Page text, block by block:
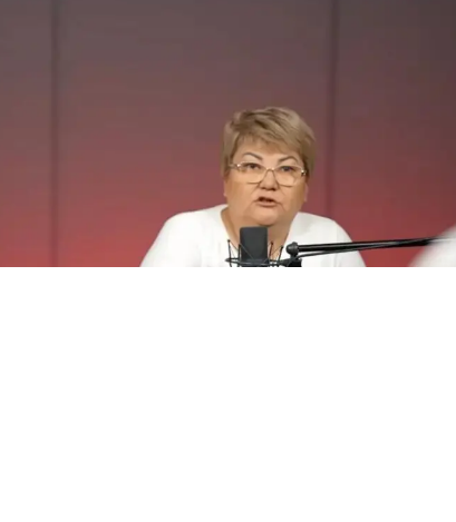
керек деп
фельдшердің күйеуі